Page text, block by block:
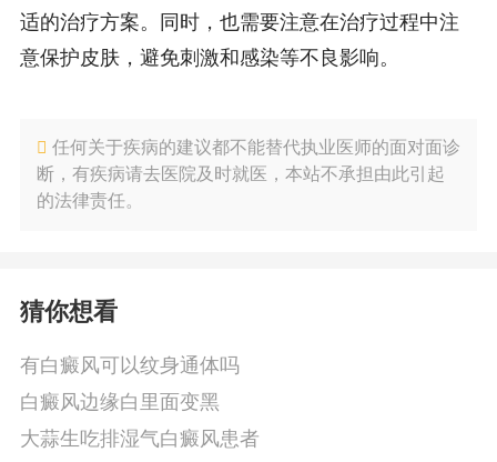
适的治疗方案。同时，也需要注意在治疗过程中注
意保护皮肤，避免刺激和感染等不良影响。
任何关于疾病的建议都不能替代执业医师的面对面诊
断，有疾病请去医院及时就医，本站不承担由此引起
的法律责任。
猜你想看
有白癜风可以纹身通体吗
白癜风边缘白里面变黑
大蒜生吃排湿气白癜风患者